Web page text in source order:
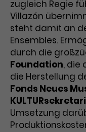
Name _gid
Anbieter
Laufzeit 1
Name
Anbieter
Laufzeit 3
zugleich Regie
Villazón
steht damit an
Ensembles.
durch die
Foundation, die
die Herstellung
Fonds Neues
Umsetzung